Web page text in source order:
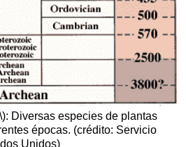
: Diversas especies de plantas
épocas. (crédito: Servicio
Unidos)